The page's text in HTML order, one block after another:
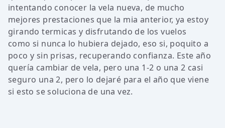
intentando conocer la vela nueva, de mucho
mejores prestaciones que la mia anterior, ya estoy
girando termicas y disfrutando de los vuelos
como si nunca lo hubiera dejado, eso si, poquito a
poco y sin prisas, recuperando confianza. Este año
quería cambiar de vela, pero una 1-2 o una 2 casi
seguro una 2, pero lo dejaré para el año que viene
si esto se soluciona de una vez.